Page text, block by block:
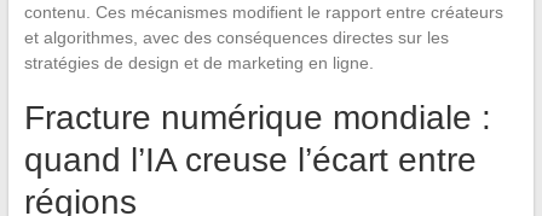
contenu. Ces mécanismes modifient le rapport entre créateurs
et algorithmes, avec des conséquences directes sur les
stratégies de design et de marketing en ligne.
Fracture numérique mondiale :
quand l’IA creuse l’écart entre
régions